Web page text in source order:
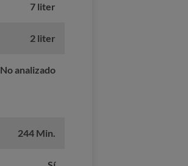
7 liter
2 liter
No analizado
244 Min.